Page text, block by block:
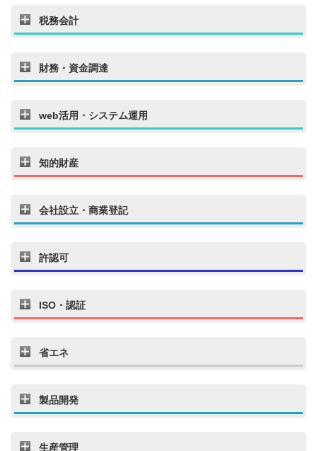
税務会計
財務・資金調達
web活用・システム運用
知的財産
会社設立・商業登記
許認可
ISO・認証
省エネ
製品開発
生産管理